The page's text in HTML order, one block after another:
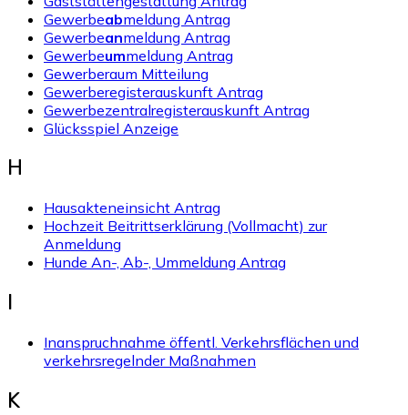
Gewerbeabmeldung Antrag
Gewerbeanmeldung Antrag
Gewerbeummeldung Antrag
Gewerberaum Mitteilung
Gewerberegisterauskunft Antrag
Gewerbezentralregisterauskunft Antrag
Glücksspiel Anzeige
H
Hausakteneinsicht Antrag
Hochzeit Beitrittserklärung (Vollmacht) zur
Anmeldung
Hunde An-, Ab-, Ummeldung Antrag
I
Inanspruchnahme öffentl. Verkehrsflächen und
verkehrsregelnder Maßnahmen
K